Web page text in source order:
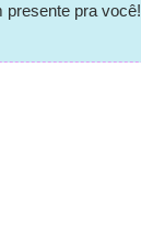
pra você!